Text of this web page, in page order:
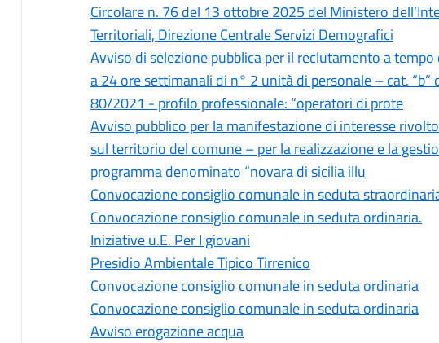
Circolare n. 76 del 13 ottobre 2025 del Ministero
Territoriali, Direzione Centrale Servizi Demografici
Avviso di selezione pubblica per il reclutamento a
a 24 ore settimanali di n° 2 unità di personale – cat.
80/2021 - profilo professionale: “operatori di prote
Avviso pubblico per la manifestazione di interesse
sul territorio del comune – per la realizzazione e la
programma denominato “novara di sicilia illu
Convocazione consiglio comunale in seduta
Convocazione consiglio comunale in seduta ordinaria.
Iniziative u.E. Per I giovani
Presidio Ambientale Tipico Tirrenico
Convocazione consiglio comunale in seduta ordinaria
Convocazione consiglio comunale in seduta ordinaria
Avviso erogazione acqua